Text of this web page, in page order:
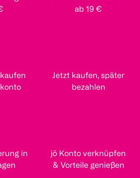
ab 19 €
Jetzt kaufen, später
bezahlen
in
jö Konto verknüpfen
& Vorteile genießen